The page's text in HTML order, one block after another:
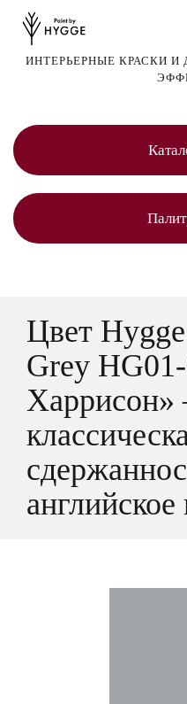
ИНТЕРЬЕРНЫЕ КРАСКИ
Цвет
Grey
Харрисон»
английское